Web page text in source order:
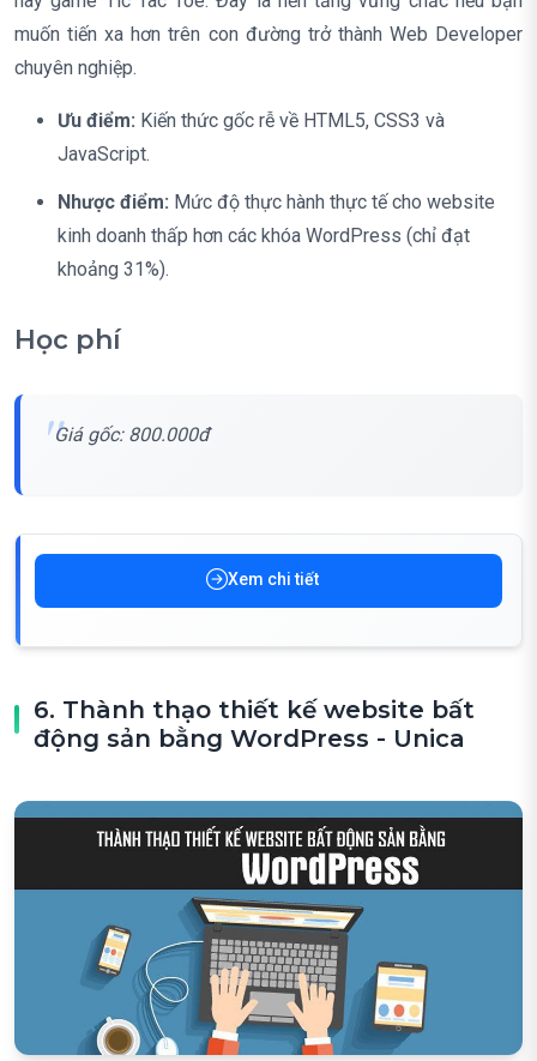
muốn tiến xa hơn trên con đường trở thành Web Developer
chuyên nghiệp.
Ưu điểm: Kiến thức gốc rễ về HTML5, CSS3 và
JavaScript.
Nhược điểm: Mức độ thực hành thực tế cho website
kinh doanh thấp hơn các khóa WordPress (chỉ đạt
khoảng 31%).
Học phí
Giá gốc: 800.000đ
Xem chi tiết
6. Thành thạo thiết kế website bất
động sản bằng WordPress - Unica